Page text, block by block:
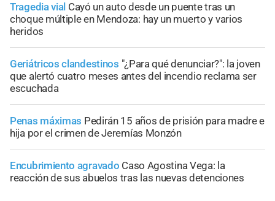
Tragedia vial Cayó un auto desde un puente tras un
choque múltiple en Mendoza: hay un muerto y varios
heridos
Geriátricos clandestinos "¿Para qué denunciar?": la joven
que alertó cuatro meses antes del incendio reclama ser
escuchada
Penas máximas Pedirán 15 años de prisión para madre e
hija por el crimen de Jeremías Monzón
Encubrimiento agravado Caso Agostina Vega: la
reacción de sus abuelos tras las nuevas detenciones